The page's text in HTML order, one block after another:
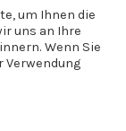
um Ihnen die
uns an Ihre
Wenn Sie
Verwendung